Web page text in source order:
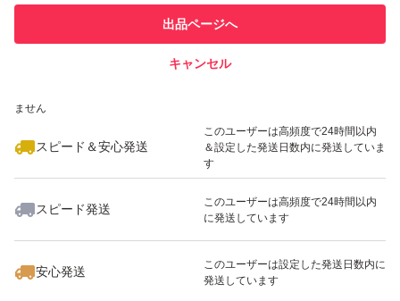
での取引実績があります
ません
スピード＆安心発送
このユーザーは高頻度で24時間以内
＆設定した発送日数内に発送していま
す
スピード発送
このユーザーは高頻度で24時間以内
に発送しています
安心発送
このユーザーは設定した発送日数内に
発送しています
出品ページへ
キャンセル
いいね！
3,200